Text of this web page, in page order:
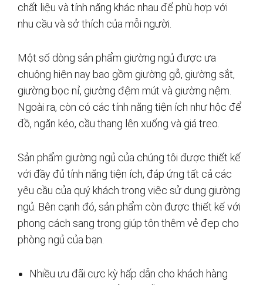
chất liệu và tính năng khác nhau để phù hợp với
nhu cầu và sở thích của mỗi người.
Một số dòng sản phẩm giường ngủ được ưa
chuộng hiện nay bao gồm giường gỗ, giường sắt,
giường bọc nỉ, giường đệm mút và giường nệm.
Ngoài ra, còn có các tính năng tiện ích như hộc để
đồ, ngăn kéo, cầu thang lên xuống và giá treo.
Sản phẩm giường ngủ của chúng tôi được thiết kế
với đầy đủ tính năng tiện ích, đáp ứng tất cả các
yêu cầu của quý khách trong việc sử dụng giường
ngủ. Bên cạnh đó, sản phẩm còn được thiết kế với
phong cách sang trọng giúp tôn thêm vẻ đẹp cho
phòng ngủ của bạn.
Nhiều ưu đãi cực kỳ hấp dẫn cho khách hàng